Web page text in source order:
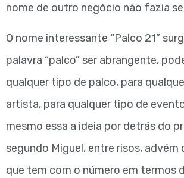
nome de outro negócio não fazia
O nome interessante “Palco 21”
palavra “palco” ser abrangente,
qualquer tipo de palco, para
artista, para qualquer tipo de
mesmo essa a ideia por detrás do
segundo Miguel, entre risos, advém
que tem com o número em termos